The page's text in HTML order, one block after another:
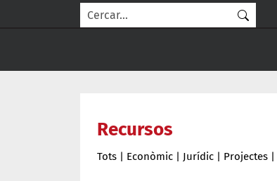
Cerca
Recursos
Tots | Econòmic | Jurídic | Projectes |